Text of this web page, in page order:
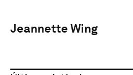
Jeannette Wing